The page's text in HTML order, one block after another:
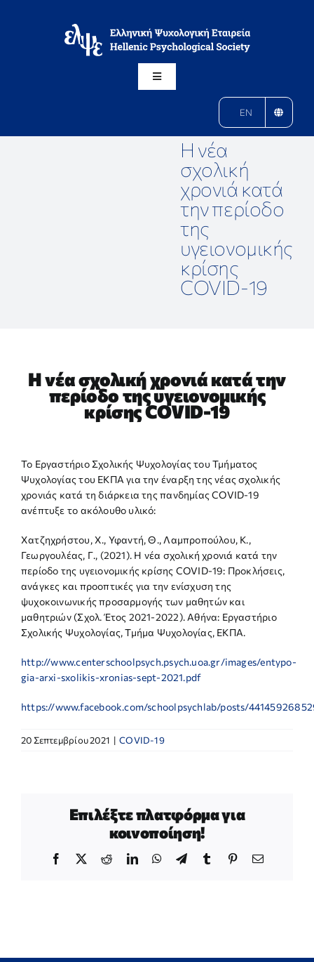
Toggle
Navigation
ΕΠΙΚΟΙΝΩΝΙΑ
EN
Η νέα
σχολική
χρονιά κατά
την περίοδο
της
υγειονομικής
κρίσης
COVID-19
Η νέα σχολική χρονιά κατά την
περίοδο της υγειονομικής
κρίσης COVID-19
Το Εργαστήριο Σχολικής Ψυχολογίας του Τμήματος
Ψυχολογίας του ΕΚΠΑ για την έναρξη της νέας σχολικής
χρονιάς κατά τη διάρκεια της πανδημίας COVID-19
ανέπτυξε το ακόλουθο υλικό:
Χατζηχρήστου, X., Υφαντή, Θ., Λαμπροπούλου, Κ.,
Γεωργουλέας, Γ., (2021). Η νέα σχολική χρονιά κατά την
περίοδο της υγειονομικής κρίσης COVID-19: Προκλήσεις,
ανάγκες και προοπτικές για την ενίσχυση της
ψυχοκοινωνικής προσαρμογής των μαθητών και
μαθητριών (Σχολ. Έτος 2021-2022). Αθήνα: Εργαστήριο
Σχολικής Ψυχολογίας, Τμήμα Ψυχολογίας, ΕΚΠΑ.
http://www.centerschoolpsych.psych.uoa.gr/images/entypo-
gia-arxi-sxolikis-xronias-sept-2021.pdf
https://www.facebook.com/schoolpsychlab/posts/
20 Σεπτεμβρίου 2021 | COVID-19
Επιλέξτε πλατφόρμα για
κοινοποίηση!
Facebook RedditLinkedInWhatsApp
TelegramTumblrPinterestEmail